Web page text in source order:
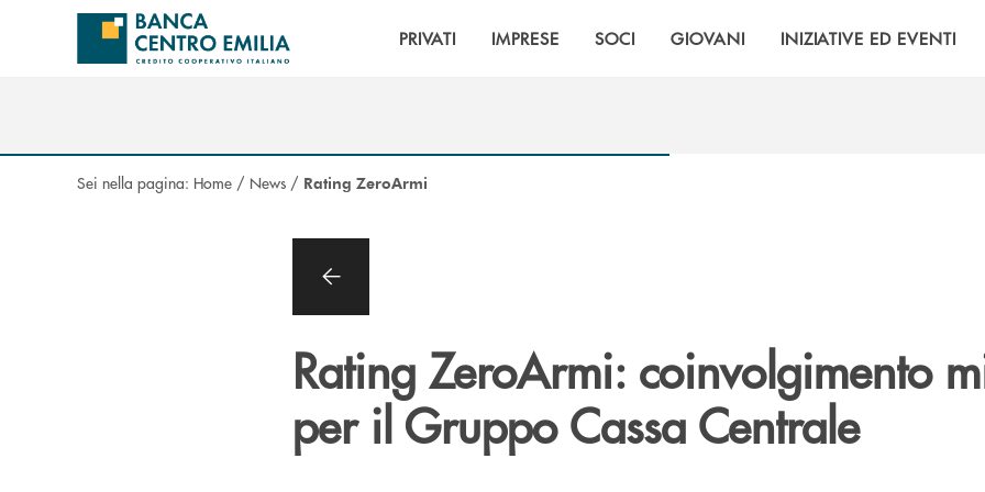
Salta al contenuto principale
PRIVATI IMPRESE SOCI GIOVANI INIZIATIVE ED EVENTI
Sei nella pagina: Home / News / Rating ZeroArmi
Rating ZeroArmi: coinvolgimento
per il Gruppo Cassa Centrale